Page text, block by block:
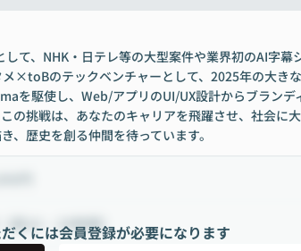
て、NHK・日テレ等の大型案件や業界初のAI字幕
×toBのテックベンチャーとして、2025年の大き
を駆使し、Web/アプリのUI/UX設計からブランデ
の挑戦は、あなたのキャリアを飛躍させ、社会に
、歴史を創る仲間を待っています。
くには会員登録が必要になります
週10 ~ 25時間）